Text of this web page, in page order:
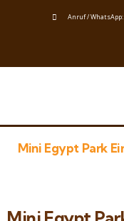
Anruf / WhatsApp:
Mini Egypt Park